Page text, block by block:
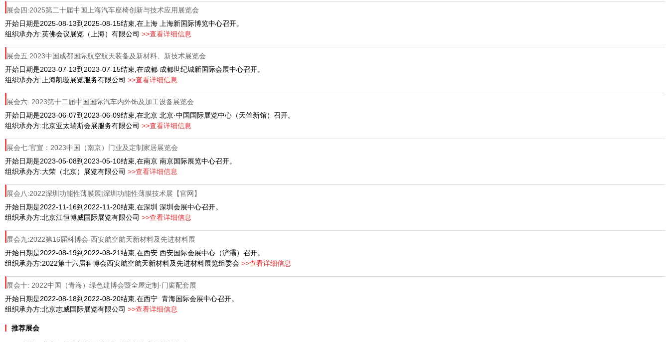
展会四:2025第二十届中国上海汽车座椅创新与技术应用展览会
开始日期是2025-08-13到2025-08-15结束,在上海 上海新国际博览中心召开。
组织承办方:英佛会议展览（上海）有限公司 >>查看详细信息
展会五:2023中国成都国际航空航天装备及新材料、新技术展览会
开始日期是2023-07-13到2023-07-15结束,在成都 成都世纪城新国际会展中心召开。
组织承办方:上海凯璇展览服务有限公司 >>查看详细信息
展会六: 2023第十二届中国国际汽车内外饰及加工设备展览会
开始日期是2023-06-07到2023-06-09结束,在北京 北京·中国国际展览中心（天竺新馆）召开。
组织承办方:北京亚太瑞斯会展服务有限公司 >>查看详细信息
展会七:官宣：2023中国（南京）门业及定制家居展览会
开始日期是2023-05-08到2023-05-10结束,在南京 南京国际展览中心召开。
组织承办方:大荣（北京）展览有限公司 >>查看详细信息
展会八:2022深圳功能性薄膜展|深圳功能性薄膜技术展【官网】
开始日期是2022-11-16到2022-11-20结束,在深圳 深圳会展中心召开。
组织承办方:北京江恒博威国际展览有限公司 >>查看详细信息
展会九:2022第16届科博会-西安航空航天新材料及先进材料展
开始日期是2022-08-19到2022-08-21结束,在西安 西安国际会展中心（浐灞）召开。
组织承办方:2022第十六届科博会西安航空航天新材料及先进材料展览组委会 >>查看详细信息
展会十: 2022中国（青海）绿色建博会暨全屋定制·门窗配套展
开始日期是2022-08-18到2022-08-20结束,在西宁 青海国际会展中心召开。
组织承办方:北京志威国际展览有限公司 >>查看详细信息
推荐展会